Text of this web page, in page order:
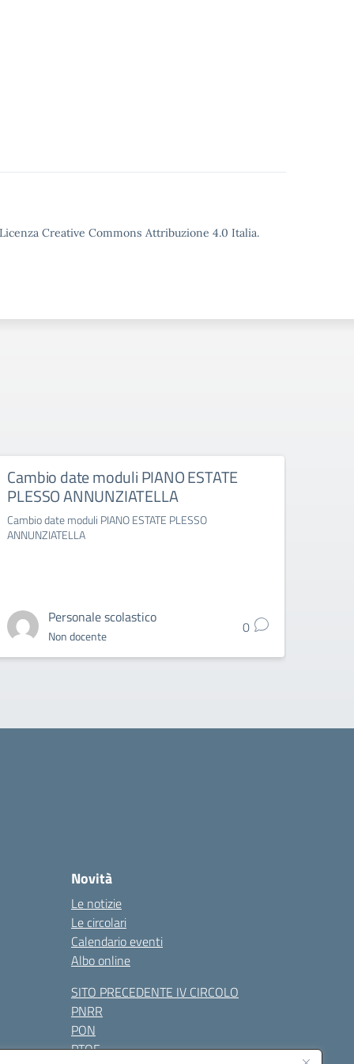
Creative Commons Attribuzione 4.0 Italia.
Cambio date moduli PIANO ESTATE
PLESSO ANNUNZIATELLA
Cambio date moduli PIANO ESTATE PLESSO
ANNUNZIATELLA
Personale scolastico
Non docente 0
Novità
Le notizie
Le circolari
Calendario eventi
Albo online
SITO PRECEDENTE IV CIRCOLO
PNRR
PON
PTOF